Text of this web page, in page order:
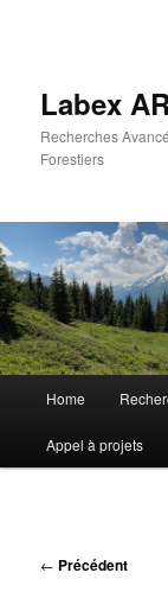
Labex
Recherches
Forestiers
principal
Aller
au
principal
Home
Appel à projets
Navigation
← Précédent